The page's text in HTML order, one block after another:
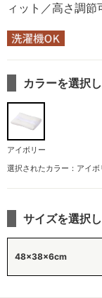
ィット／高さ調
カラーを選択
アイボリー
選択されたカラー：アイボ
サイズを選択
48×38×6cm